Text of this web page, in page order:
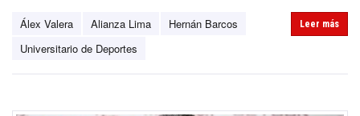
Álex Valera Alianza Lima
Hernán Barcos
Universitario de Deportes
Leer más